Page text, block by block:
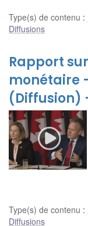
Type(s) de contenu :
Diffusions
Rapport
monétaire
(Diffusion)
Type(s) de contenu :
Diffusions